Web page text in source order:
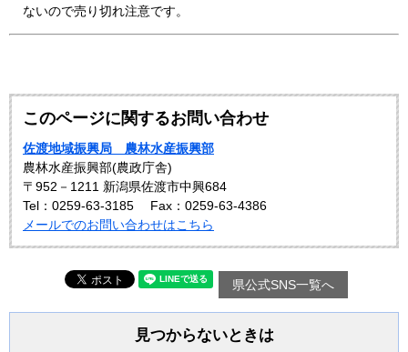
ないので売り切れ注意です。
このページに関するお問い合わせ
佐渡地域振興局 農林水産振興部
農林水産振興部(農政庁舎)
〒952－1211 新潟県佐渡市中興684
Tel：0259-63-3185
Fax：0259-63-4386
メールでのお問い合わせはこちら
県公式SNS一覧へ
見つからないときは